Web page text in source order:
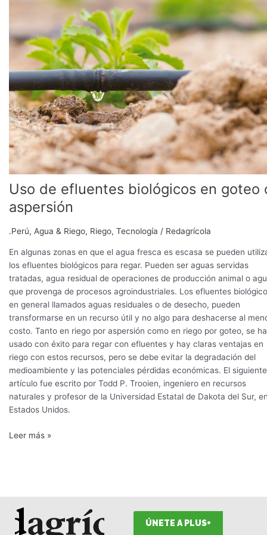
Uso de efluentes biológicos en goteo
aspersión
.Perú, Agua & Riego, Riego, Tecnología / Redagrícola
En algunas zonas en que el agua fresca es escasa se pueden
los efluentes biológicos para regar. Pueden ser aguas servidas
tratadas, agua residual de operaciones de producción animal o
que provenga de procesos agroindustriales. Los efluentes
en general llamados aguas residuales o de desecho, pueden
transformarse en un recurso útil y no algo para deshacerse al
costo. Tanto en riego por aspersión como en riego por goteo, se
usado con éxito para regar con efluentes y hay claras ventajas en
riego con estos recursos, pero se debe evitar la degradación del
medioambiente y las potenciales pérdidas económicas. El siguiente
artículo fue escrito por Todd P. Trooien, ingeniero en recursos
naturales y profesor de la Universidad Estatal de Dakota del Sur,
Estados Unidos.
en
goteo
aspersión
Leer más »
ÚNETE A PLUS+